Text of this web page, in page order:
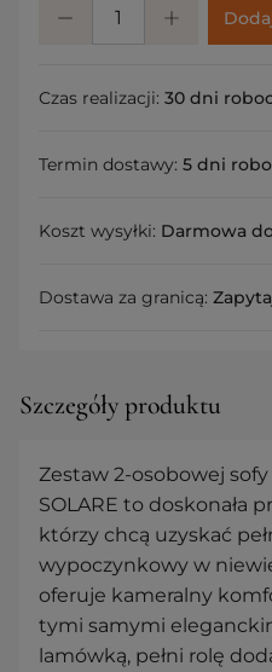
Czas realizacji: 30 dni
Termin dostawy: 5 dni
Koszt wysyłki: Darmowa
Dostawa za granicą:
Szczegóły produktu
Zestaw 2-osobowej
SOLARE to doskonała
którzy chcą uzyskać
wypoczynkowy w
oferuje kameralny
tymi samymi
lamówką, pełni rolę